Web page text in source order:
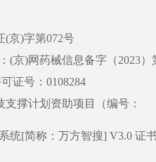
(京)字第072号
(京)网药械信息备字（2023）
证号：0108284
撑计划资助项目（编号：
统[简称：万方智搜] V3.0 证